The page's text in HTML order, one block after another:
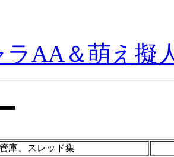
ラAA＆萌え擬
庫、スレッド集